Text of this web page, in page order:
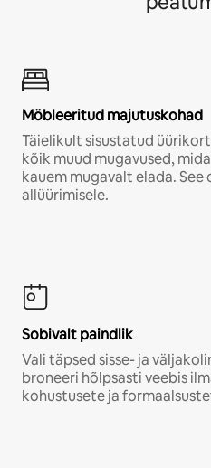
Möbleeritud majutuskohad
Täielikult sisustatud
kõik muud mugavused,
kauem mugavalt elada.
allüürimisele.
Sobivalt paindlik
Vali täpsed sisse- ja
broneeri hõlpsasti veebis
kohustusete ja